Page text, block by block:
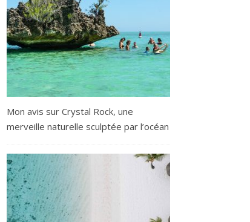
Mon avis sur Crystal Rock, une
merveille naturelle sculptée par l’océan